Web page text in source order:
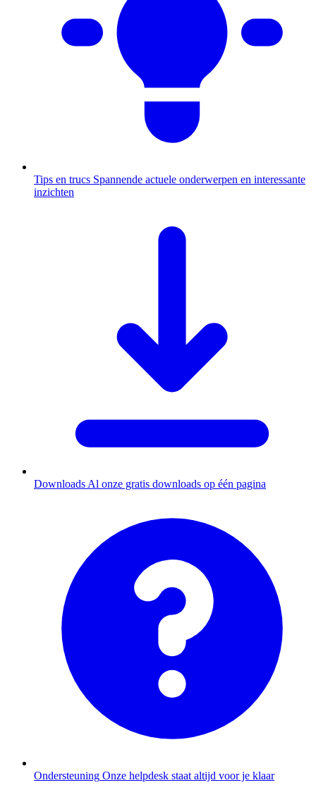
Tips en trucs Spannende actuele onderwerpen en interessante
inzichten
Downloads Al onze gratis downloads op één pagina
Ondersteuning Onze helpdesk staat altijd voor je klaar